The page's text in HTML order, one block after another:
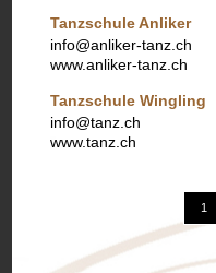
Tanzschule Anliker
info@anliker-tanz.ch
www.anliker-tanz.ch
Tanzschule Wingling
info@tanz.ch
www.tanz.ch
1